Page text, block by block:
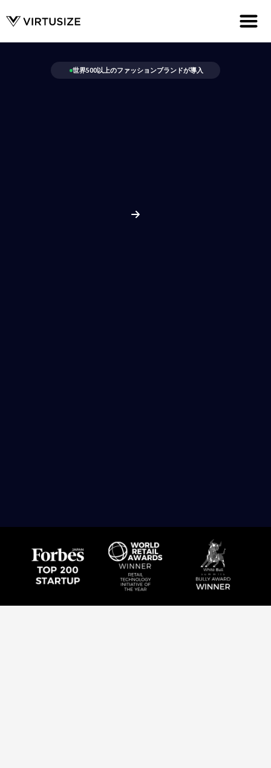
世界500以上のファッションブランドが導入